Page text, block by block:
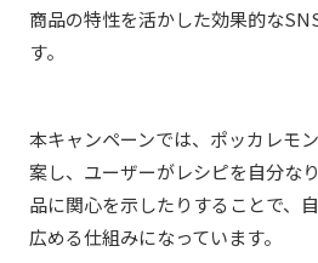
商品の特性を活かした効果的な
す。
本キャンペーンでは、ポッカレモ
案し、ユーザーがレシピを自分な
品に関心を示したりすることで、
広める仕組みになっています。